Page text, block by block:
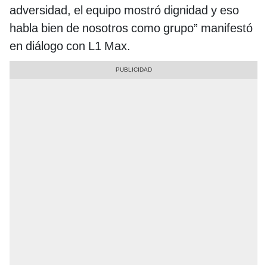
adversidad, el equipo mostró dignidad y eso
habla bien de nosotros como grupo” manifestó
en diálogo con L1 Max.